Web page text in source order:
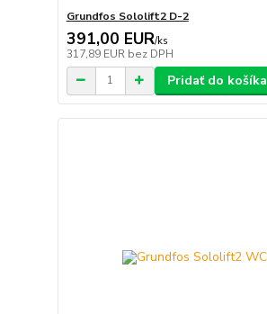
Grundfos Sololift2 D-2
391,00 EUR/ks
317,89 EUR bez DPH
Pridať do košíka